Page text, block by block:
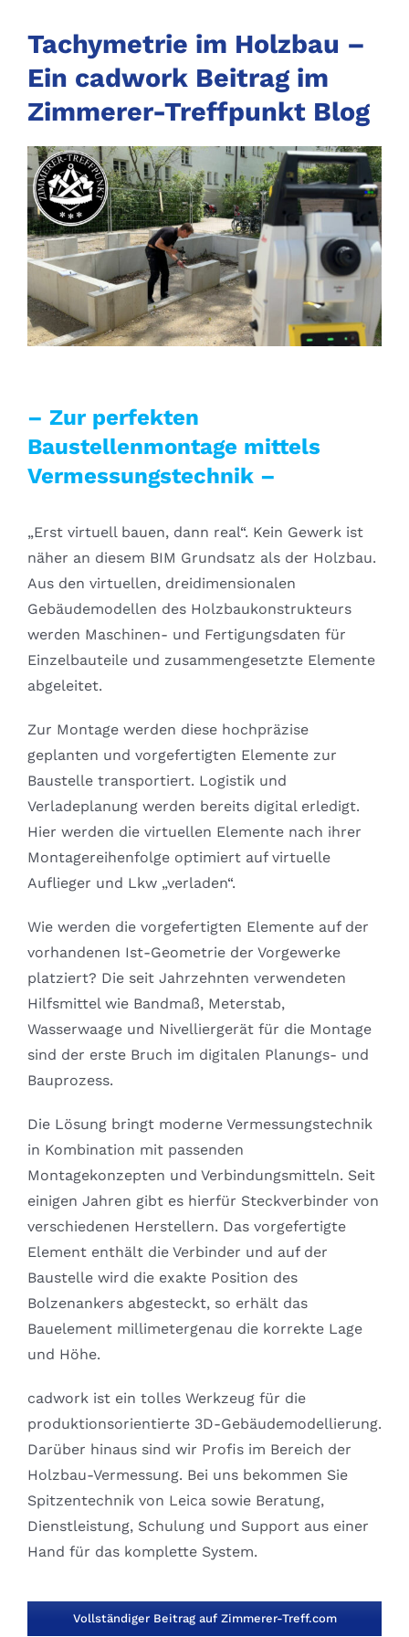
Tachymetrie im Holzbau –
Ein cadwork Beitrag im
Zimmerer-Treffpunkt Blog
– Zur perfekten
Baustellenmontage mittels
Vermessungstechnik –
„Erst virtuell bauen, dann real“. Kein Gewerk ist
näher an diesem BIM Grundsatz als der Holzbau.
Aus den virtuellen, dreidimensionalen
Gebäudemodellen des Holzbaukonstrukteurs
werden Maschinen- und Fertigungsdaten für
Einzelbauteile und zusammengesetzte Elemente
abgeleitet.
Zur Montage werden diese hochpräzise
geplanten und vorgefertigten Elemente zur
Baustelle transportiert. Logistik und
Verladeplanung werden bereits digital erledigt.
Hier werden die virtuellen Elemente nach ihrer
Montagereihenfolge optimiert auf virtuelle
Auflieger und Lkw „verladen“.
Wie werden die vorgefertigten Elemente auf der
vorhandenen Ist-Geometrie der Vorgewerke
platziert? Die seit Jahrzehnten verwendeten
Hilfsmittel wie Bandmaß, Meterstab,
Wasserwaage und Nivelliergerät für die Montage
sind der erste Bruch im digitalen Planungs- und
Bauprozess.
Die Lösung bringt moderne Vermessungstechnik
in Kombination mit passenden
Montagekonzepten und Verbindungsmitteln. Seit
einigen Jahren gibt es hierfür Steckverbinder von
verschiedenen Herstellern. Das vorgefertigte
Element enthält die Verbinder und auf der
Baustelle wird die exakte Position des
Bolzenankers abgesteckt, so erhält das
Bauelement millimetergenau die korrekte Lage
und Höhe.
cadwork ist ein tolles Werkzeug für die
produktionsorientierte 3D-Gebäudemodellierung.
Darüber hinaus sind wir Profis im Bereich der
Holzbau-Vermessung. Bei uns bekommen Sie
Spitzentechnik von Leica sowie Beratung,
Dienstleistung, Schulung und Support aus einer
Hand für das komplette System.
Vollständiger Beitrag auf Zimmerer-Treff.com